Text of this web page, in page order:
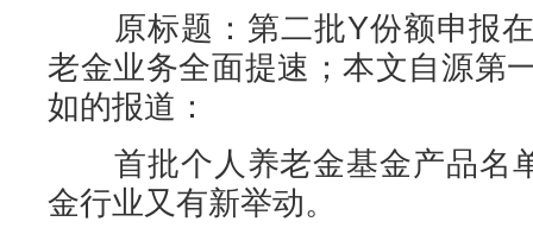
原标题：第二批Y份额申报在
老金业务全面提速；本文自源第
如的报道：
首批个人养老金基金产品名单
金行业又有新举动。